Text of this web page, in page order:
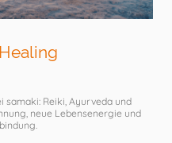
samaki: Reiki, Ayurveda und
neue Lebensenergie und